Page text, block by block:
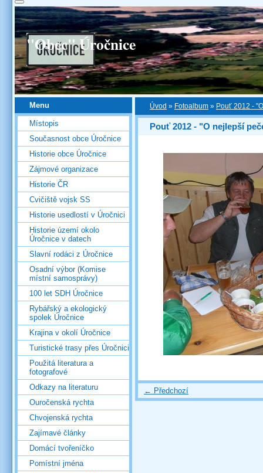
"Obec" Úročnice
Úvod » Fotoalbum » Pouť 2012 -
Pouť 2012 - "O nejlepší
← Předchozí
Menu
Místopis
Současnost obce Úročnice
Historie obce Úročnice
Zájmové organizace
Historie ČR
Cvičiště vojsk SS
Historie usedlostí v Úročnici
Historie území okolo
Úročnice v datech
Slavní rodáci z Úročnice
Osadní výbor (Komise
místní samosprávy)
100 let SDH Úročnice
Rybářský a ekologický
spolek Úročnice
Krajina v okolí Úročnice
Turistické trasy přes Úročnici
Použitá literatura a
fotografové
Odkazy na literaturu
Ouročenská rychta
Chvojenská rychta
Zajímavé články
Domácí tvořeníčko
Pomístní jména